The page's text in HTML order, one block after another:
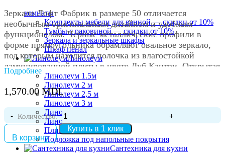
комнаты
Комплекты мебели для ванной — скидки от 10%
Тумбы с раковиной — скидки от 10%
Зеркала и зеркальные шкафы
Шкаф пенал
Линолеум
Линолеум 1.5м
Линолеум 2 м
Линолеум 2,5 м
Линолеум 3 м
Линолеум 3,5 м
Линолеум 4 м
Плинтуса для пола
Подложка под напольные покрытия
Сантехника для кухни
Зеркало Лофт Фабрик в размере 50 отличается
необычным оригинальным дизайном и удобным
функционалом. Черные металлические профили в
форме прямоугольника обрамляют овальное зеркало,
под которым находится полочка из влагостойкой
ламинированной плиты в цвете Дуб Кантри. Открытая
полочка удобна для косметических и декоративных
мелочей, которые всегда должны быть под рукой.
Габариты 520x142x900mm
Подробнее
1,570.00 MDL
Количество:
В корзину
Купить в 1 клик